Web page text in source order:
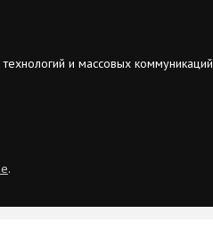
и массовых коммуникаций
.